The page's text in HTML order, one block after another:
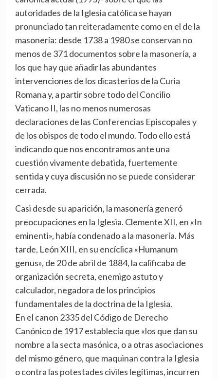
autoridades de la Iglesia católica se hayan
pronunciado tan reiteradamente como en el de la
masonería: desde 1738 a 1980 se conservan no
menos de 371 documentos sobre la masonería, a
los que hay que añadir las abundantes
intervenciones de los dicasterios de la Curia
Romana y, a partir sobre todo del Concilio
Vaticano II, las no menos numerosas
declaraciones de las Conferencias Episcopales y
de los obispos de todo el mundo. Todo ello está
indicando que nos encontramos ante una
cuestión vivamente debatida, fuertemente
sentida y cuya discusión no se puede considerar
cerrada.
Casi desde su aparición, la masonería generó
preocupaciones en la Iglesia. Clemente XII, en «In
eminenti», había condenado a la masonería. Más
tarde, León XIII, en su encíclica «Humanum
genus», de 20 de abril de 1884, la calificaba de
organización secreta, enemigo astuto y
calculador, negadora de los principios
fundamentales de la doctrina de la Iglesia.
En el canon 2335 del Código de Derecho
Canónico de 1917 establecía que «los que dan su
nombre a la secta masónica, o a otras asociaciones
del mismo género, que maquinan contra la Iglesia
o contra las potestades civiles legítimas, incurren